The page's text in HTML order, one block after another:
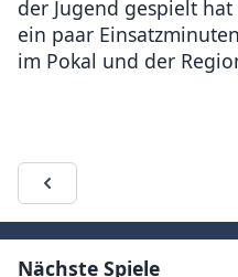
der Jugend gespielt
ein paar
im Pokal und der
Nächste Spiele